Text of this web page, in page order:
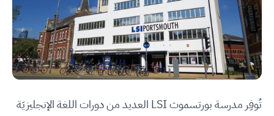
تُوفِر مدرسة بورتسموث LSI العديد من دورات اللغة الإنجليزيَة